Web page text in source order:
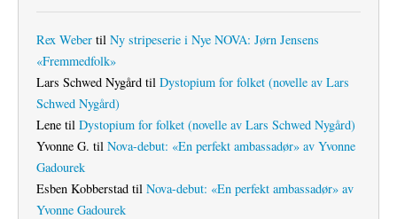
Rex Weber til Ny stripeserie i Nye NOVA: Jørn Jensens
«Fremmedfolk»
Lars Schwed Nygård til Dystopium for folket (novelle av Lars
Schwed Nygård)
Lene til Dystopium for folket (novelle av Lars Schwed Nygård)
Yvonne G. til Nova-debut: «En perfekt ambassadør» av Yvonne
Gadourek
Esben Kobberstad til Nova-debut: «En perfekt ambassadør» av
Yvonne Gadourek